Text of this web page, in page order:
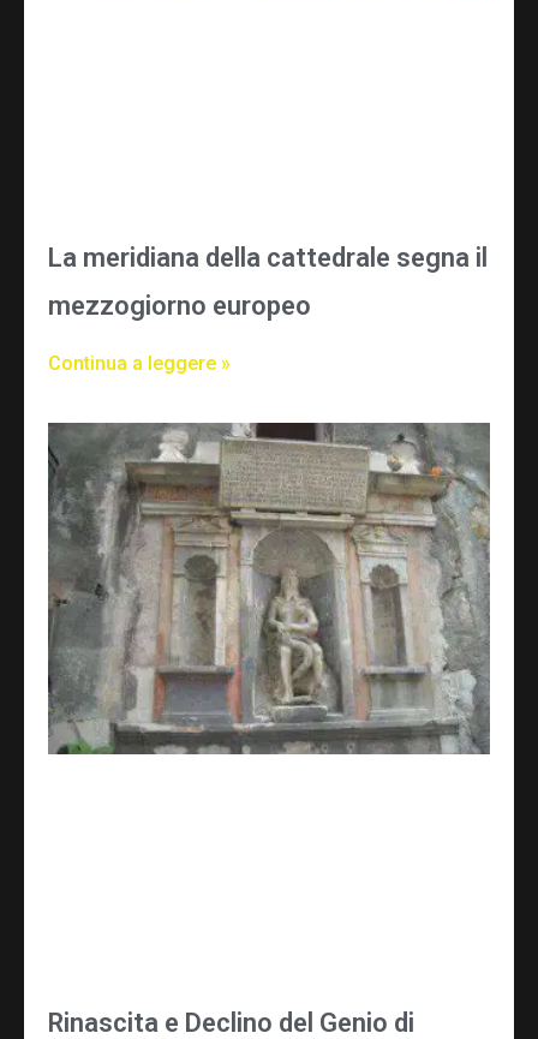
La meridiana della cattedrale segna il
mezzogiorno europeo
Continua a leggere »
Rinascita e Declino del Genio di